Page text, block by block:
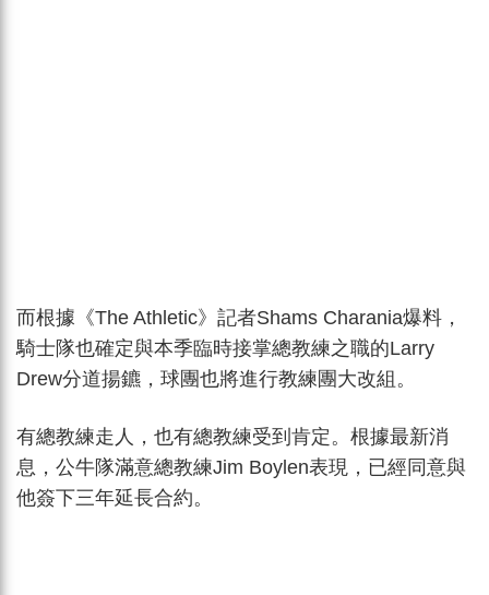
而根據《The Athletic》記者Shams Charania爆料，
騎士隊也確定與本季臨時接掌總教練之職的Larry
Drew分道揚鑣，球團也將進行教練團大改組。
有總教練走人，也有總教練受到肯定。根據最新消
息，公牛隊滿意總教練Jim Boylen表現，已經同意與
他簽下三年延長合約。